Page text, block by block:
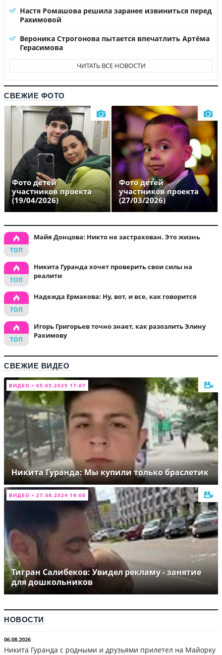
Настя Ромашова решила заранее извиниться перед
Рахимовой
Вероника Строгонова пытается впечатлить Артёма
Герасимова
ЧИТАТЬ ВСЕ НОВОСТИ
СВЕЖИЕ ФОТО
Фото детей
участников проекта
(19/04/2026)
Фото детей
участников проекта
(27/03/2026)
Майя Донцова: Никто не застрахован. Это жизнь
Никита Гуранда хочет проверить свои силы на
реалити
Надежда Ермакова: Ну, вот, и все, как говорится
Игорь Григорьев точно знает, как разозлить Элину
Рахимову
СВЕЖИЕ ВИДЕО
ВИДЕО • 05.05.2025 17:07
Никита Гуранда: Мы купили только браслетик
ВИДЕО • 27.08.2024 19:06
Тигран Салибеков: Увидел рекламу - занятие
для дошкольников
НОВОСТИ
06.08.2026
Никита Гуранда с родными и друзьями прилетел на Майорку